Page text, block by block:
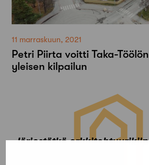
11 marraskuun, 2021
Petri Piirta voitti Taka-
yleisen kilpailun